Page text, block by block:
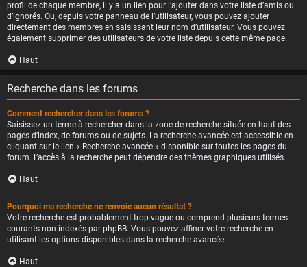
profil de chaque membre, il y a un lien pour l’ajouter dans votre liste d’amis ou
d’ignorés. Ou, depuis votre panneau de l’utilisateur, vous pouvez ajouter
directement des membres en saisissant leur nom d’utilisateur. Vous pouvez
également supprimer des utilisateurs de votre liste depuis cette même page.
Haut
Recherche dans les forums
Comment rechercher dans les forums ?
Saisissez un terme à rechercher dans la zone de recherche située en haut des
pages d’index, de forums ou de sujets. La recherche avancée est accessible en
cliquant sur le lien « Recherche avancée » disponible sur toutes les pages du
forum. L’accès à la recherche peut dépendre des thèmes graphiques utilisés.
Haut
Pourquoi ma recherche ne renvoie aucun résultat ?
Votre recherche est probablement trop vague ou comprend plusieurs termes
courants non indexés par phpBB. Vous pouvez affiner votre recherche en
utilisant les options disponibles dans la recherche avancée.
Haut